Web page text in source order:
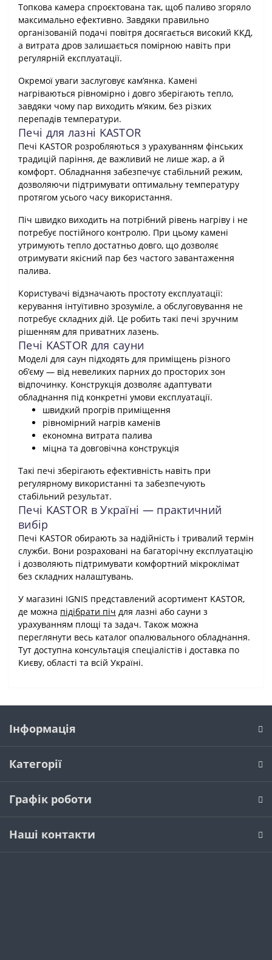
Топкова камера спроєктована так, щоб паливо згоряло
максимально ефективно. Завдяки правильно
організованій подачі повітря досягається високий ККД,
а витрата дров залишається помірною навіть при
регулярній експлуатації.
Окремої уваги заслуговує кам’янка. Камені
нагріваються рівномірно і довго зберігають тепло,
завдяки чому пар виходить м’яким, без різких
перепадів температури.
Печі для лазні KASTOR
Печі KASTOR розробляються з урахуванням фінських
традицій паріння, де важливий не лише жар, а й
комфорт. Обладнання забезпечує стабільний режим,
дозволяючи підтримувати оптимальну температуру
протягом усього часу використання.
Піч швидко виходить на потрібний рівень нагріву і не
потребує постійного контролю. При цьому камені
утримують тепло достатньо довго, що дозволяє
отримувати якісний пар без частого завантаження
палива.
Користувачі відзначають простоту експлуатації:
керування інтуїтивно зрозуміле, а обслуговування не
потребує складних дій. Це робить такі печі зручним
рішенням для приватних лазень.
Печі KASTOR для сауни
Моделі для саун підходять для приміщень різного
об’єму — від невеликих парних до просторих зон
відпочинку. Конструкція дозволяє адаптувати
обладнання під конкретні умови експлуатації.
швидкий прогрів приміщення
рівномірний нагрів каменів
економна витрата палива
міцна та довговічна конструкція
Такі печі зберігають ефективність навіть при
регулярному використанні та забезпечують
стабільний результат.
Печі KASTOR в Україні — практичний
вибір
Печі KASTOR обирають за надійність і тривалий термін
служби. Вони розраховані на багаторічну експлуатацію
і дозволяють підтримувати комфортний мікроклімат
без складних налаштувань.
У магазині IGNIS представлений асортимент KASTOR,
де можна підібрати піч для лазні або сауни з
урахуванням площі та задач. Також можна
переглянути весь каталог опалювального обладнання.
Тут доступна консультація спеціалістів і доставка по
Києву, області та всій Україні.
Інформація
Категорії
Графік роботи
Наші контакти